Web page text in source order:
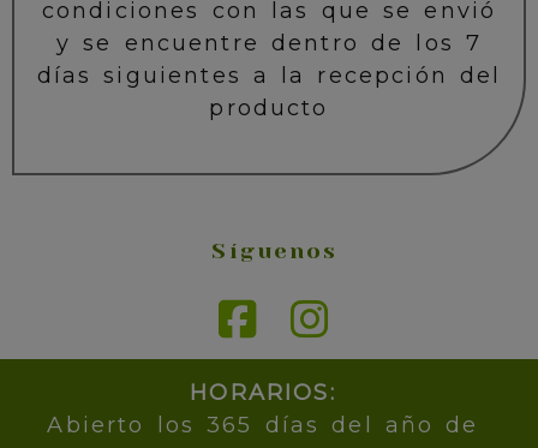
condiciones con las que se envió
y se encuentre dentro de los 7
días siguientes a la recepción del
producto
Síguenos
HORARIOS:
Abierto los 365 días del año de